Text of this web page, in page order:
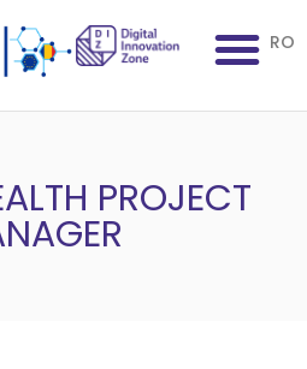
RO
PROJECT